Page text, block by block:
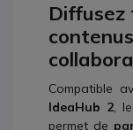
Diffusez
Compatible
IdeaHub 2, le
permet de